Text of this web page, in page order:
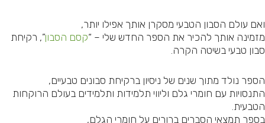
ואם עולם הסבון הטבעי מסקרן אותך אפילו יותר,
מזמינה אותך להכיר את הספר החדש שלי – “קסם הסבון”, רקיחת
סבון טבעי בשיטה הקרה.
הספר נולד מתוך שנים של ניסיון ברקיחת סבונים טבעיים,
התנסויות עם חומרי גלם וליווי תלמידות ותלמידים בעולם הרוקחות
הטבעית.
בספר תמצאי הסברים ברורים על חומרי הגלם,